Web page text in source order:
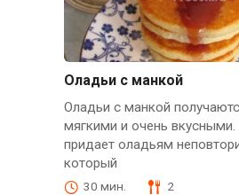
Оладьи с манкой
Оладьи с манкой
мягкими и очень
придает оладьям
который
30 мин. 2